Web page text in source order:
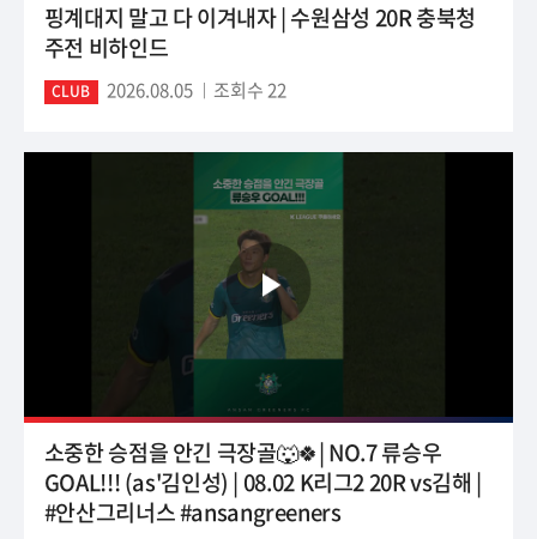
핑계대지 말고 다 이겨내자 | 수원삼성 20R 충북청
주전 비하인드
CLUB 2026.08.05 조회수 22
소중한 승점을 안긴 극장골🐺🍀| NO.7 류승우
GOAL!!! (as'김인성) | 08.02 K리그2 20R vs김해 |
#안산그리너스 #ansangreeners